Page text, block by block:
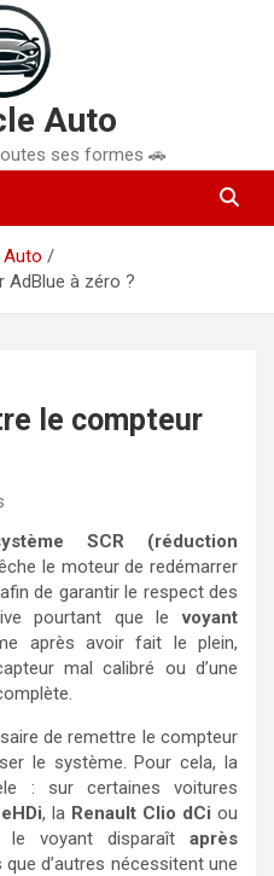
Auto
ses formes 🚗
à zéro ?
le compteur
SCR (réduction
le moteur de redémarrer
de garantir le respect des
pourtant que levoyant
après avoir fait le plein,
mal calibré ou d’une
de remettre le compteur
le système. Pour cela, la
: sur certaines voitures
, la Renault Clio dCi ou
le voyant disparaît après
que d’autres nécessitent une